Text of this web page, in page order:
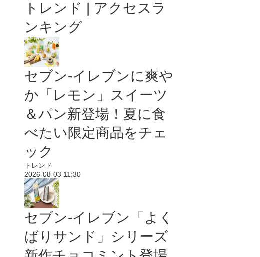
トレンド | アクセスラ
ンキング
セブン‐イレブンに爽や
か「レモン」スイーツ
＆パン新登場！夏に食
べたい限定商品をチェ
ック
トレンド
2026-08-03 11:30
セブン‐イレブン「よく
ばりサンド」シリーズ